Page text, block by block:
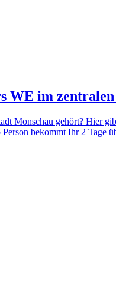
WE im
Monschau gehört? Hier
bekommt Ihr 2 Tage